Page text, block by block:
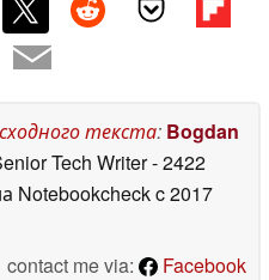
текста: Bogdan
Tech Writer- 2422
Notebookcheckc 2017
contact me via:
Facebook